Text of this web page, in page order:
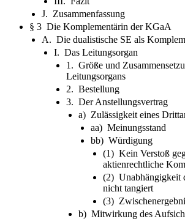
J. Zusammenfassung
§ 3 Die Komplementärin der KGaA
A. Die dualistische SE als
I. Das Leitungsorgan
1. Größe und
Leitungsorgans
2. Bestellung
3. Der Anstellungsvertrag
a) Zulässigkeit eines
aa) Meinungsstand
bb) Würdigung
(1) Kein Verstoß
aktienrechtliche
(2) Unabhängigkeit
nicht tangiert
(3)
b) Mitwirkung des